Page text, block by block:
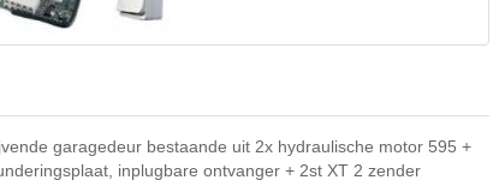
garagedeur bestaande uit 2x hydraulische motor 595 +
inplugbare ontvanger + 2st XT 2 zender